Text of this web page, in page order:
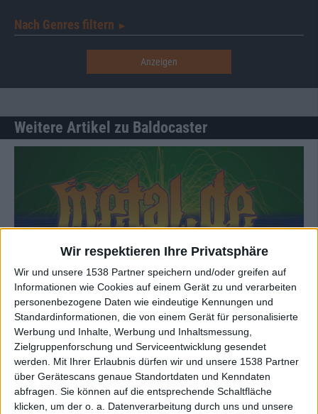
Wir respektieren Ihre Privatsphäre
Wir und unsere 1538 Partner speichern und/oder greifen auf
Informationen wie Cookies auf einem Gerät zu und verarbeiten
personenbezogene Daten wie eindeutige Kennungen und
Standardinformationen, die von einem Gerät für personalisierte
Werbung und Inhalte, Werbung und Inhaltsmessung,
Zielgruppenforschung und Serviceentwicklung gesendet
werden.
Mit Ihrer Erlaubnis dürfen wir und unsere 1538 Partner
über Gerätescans genaue Standortdaten und Kenndaten
abfragen. Sie können auf die entsprechende Schaltfläche
klicken, um der o. a. Datenverarbeitung durch uns und unsere
Nach Genres filtern ►︎
Weitere Artikel zu Baldocaster
Special
Synth Or Die!
2020: Der Jahresrückblick